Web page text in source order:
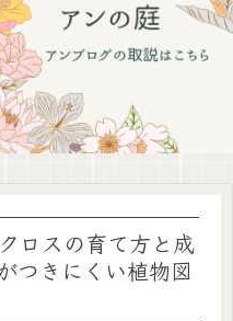
ロスの育て方と成
つきにくい植物図